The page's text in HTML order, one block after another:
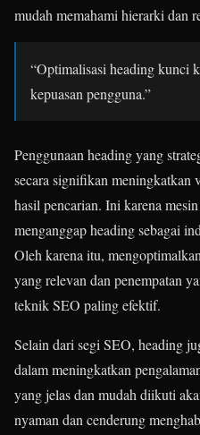
mudah memahami hierarki dan
“Optimalisasi heading kunci
kepuasan pengguna.”
Penggunaan heading yang
secara signifikan meningkatkan
hasil pencarian. Ini karena
menganggap heading sebagai
Oleh karena itu,
yang relevan dan penempatan
teknik SEO paling efektif.
Selain dari segi SEO, heading
dalam meningkatkan
yang jelas dan mudah diikuti
nyaman dan cenderung